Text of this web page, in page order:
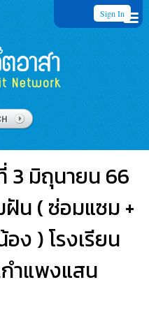
Sign In
3 มิถุนายน 66
น ( ซ่อมแซม +
ง ) โรงเรียน
ำแพงแสน